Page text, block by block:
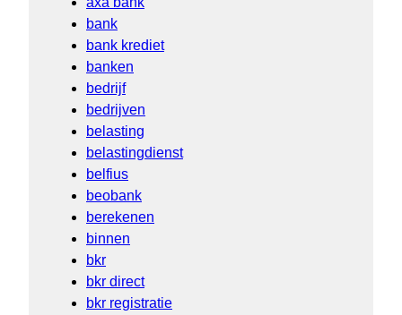
bank
bank krediet
banken
bedrijf
bedrijven
belasting
belastingdienst
belfius
beobank
berekenen
binnen
bkr
bkr direct
bkr registratie